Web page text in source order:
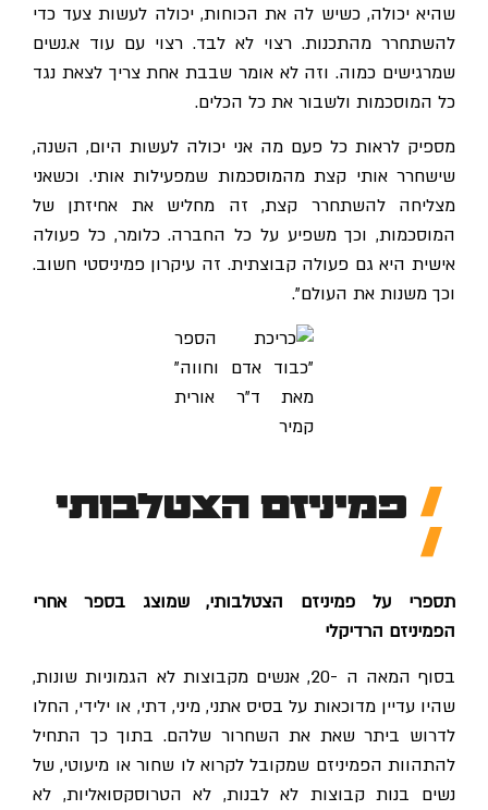
שהיא יכולה, כשיש לה את הכוחות, יכולה לעשות צעד כדי
להשתחרר מהתכנות. רצוי לא לבד. רצוי עם עוד א.נשים
שמרגישים כמוה. וזה לא אומר שבבת אחת צריך לצאת נגד
כל המוסכמות ולשבור את כל הכלים.
מספיק לראות כל פעם מה אני יכולה לעשות היום, השנה,
שישחרר אותי קצת מהמוסכמות שמפעילות אותי. וכשאני
מצליחה להשתחרר קצת, זה מחליש את אחיזתן של
המוסכמות, וכך משפיע על כל החברה. כלומר, כל פעולה
אישית היא גם פעולה קבוצתית. זה עיקרון פמיניסטי חשוב.
וכך משנות את העולם".
פמיניזם הצטלבותי
תספרי על פמיניזם הצטלבותי, שמוצג בספר אחרי
הפמיניזם הרדיקלי
בסוף המאה ה -20, אנשים מקבוצות לא הגמוניות שונות,
שהיו עדיין מדוכאות על בסיס אתני, מיני, דתי, או ילידי, החלו
לדרוש ביתר שאת את השחרור שלהם. בתוך כך התחיל
להתהוות הפמיניזם שמקובל לקרוא לו שחור או מיעוטי, של
נשים בנות קבוצות לא לבנות, לא הטרוסקסואליות, לא